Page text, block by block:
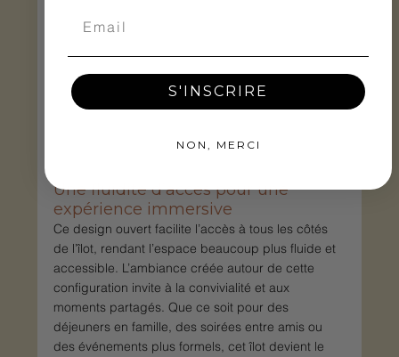
Une fluidité d’accès pour une
expérience immersive
Ce design ouvert facilite l’accès à tous les côtés
de l’îlot, rendant l’espace beaucoup plus fluide et
accessible. L’ambiance créée autour de cette
configuration invite à la convivialité et aux
moments partagés. Que ce soit pour des
déjeuners en famille, des soirées entre amis ou
des événements plus formels, cet îlot devient le
S'INSCRIRE
NON, MERCI